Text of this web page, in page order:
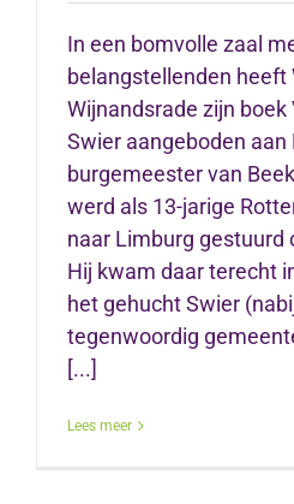
In een bomvolle zaal
belangstellenden heeft
Wijnandsrade zijn boek
Swier aangeboden aan
burgemeester van
werd als 13-jarige
naar Limburg gestuurd
Hij kwam daar terecht
het gehucht Swier
tegenwoordig
[...]
Lees meer